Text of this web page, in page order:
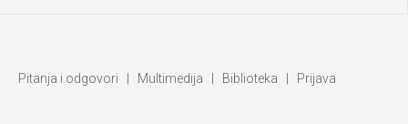
Pitanja i odgovori | Multimedija | Biblioteka | Prijava